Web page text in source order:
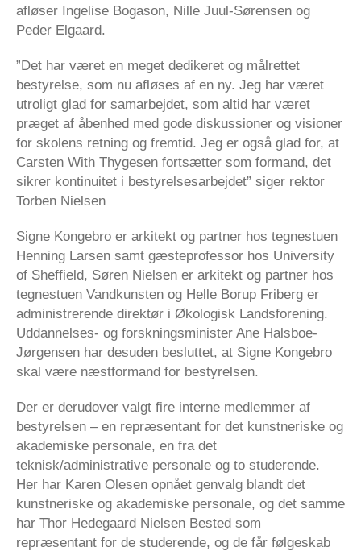
afløser Ingelise Bogason, Nille Juul-Sørensen og
Peder Elgaard.
”Det har været en meget dedikeret og målrettet
bestyrelse, som nu afløses af en ny. Jeg har været
utroligt glad for samarbejdet, som altid har været
præget af åbenhed med gode diskussioner og visioner
for skolens retning og fremtid. Jeg er også glad for, at
Carsten With Thygesen fortsætter som formand, det
sikrer kontinuitet i bestyrelsesarbejdet” siger rektor
Torben Nielsen
Signe Kongebro er arkitekt og partner hos tegnestuen
Henning Larsen samt gæsteprofessor hos University
of Sheffield, Søren Nielsen er arkitekt og partner hos
tegnestuen Vandkunsten og Helle Borup Friberg er
administrerende direktør i Økologisk Landsforening.
Uddannelses- og forskningsminister Ane Halsboe-
Jørgensen har desuden besluttet, at Signe Kongebro
skal være næstformand for bestyrelsen.
Der er derudover valgt fire interne medlemmer af
bestyrelsen – en repræsentant for det kunstneriske og
akademiske personale, en fra det
teknisk/administrative personale og to studerende.
Her har Karen Olesen opnået genvalg blandt det
kunstneriske og akademiske personale, og det samme
har Thor Hedegaard Nielsen Bested som
repræsentant for de studerende, og de får følgeskab